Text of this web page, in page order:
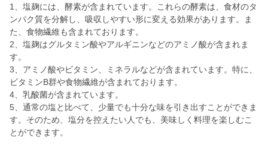
1、塩麹には、酵素が含まれています。これらの酵素は、食材のタ
ンパク質を分解し、吸収しやすい形に変える効果があります。ま
た、食物繊維も含まれております。
2、塩麹はグルタミン酸やアルギニンなどのアミノ酸が含まれま
す。
3、アミノ酸やビタミン、ミネラルなどが含まれています。特に、
ビタミンB群や食物繊維が含まれております。
4、乳酸菌が含まれています。
5、通常の塩と比べて、少量でも十分な味を引き出すことができま
す。そのため、塩分を控えたい人でも、美味しく料理を楽しむこ
とができます。